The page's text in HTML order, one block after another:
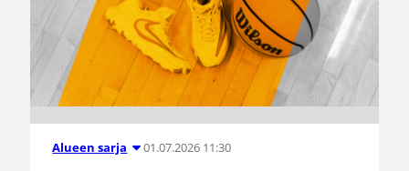
Alueen sarja 01.07.2026 11:30